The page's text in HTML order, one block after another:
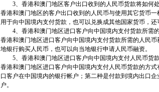
3、香港和澳门地区客户出口收到的人民币货款将如何
香港和澳门地区的客户出口收到的人民币与使用其它货币
用于向中国境内支付货款，也可以兑换成其他国家货币，还
4、香港和澳门地区进口客户向中国境内支付货款所需
香港和澳门地区进口客户向中国境内支付货款所需的人民
地银行购买人民币，也可以向当地银行申请人民币融资。
5、香港和澳门地区进口客户向中国境内支付人民币货
香港和澳门地区进口客户向中国境内支付人民币货款的方
口客户在中国境内的银行帐户；第二种是付款到境内出口
户。